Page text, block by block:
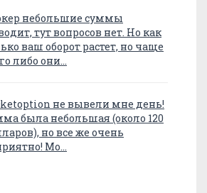
небольшие суммы
тут вопросов нет. Но как
ваш оборот растет, но чаще
либо они…
не вывели мне день!
была небольшая (около 120
но все же очень
Мо…